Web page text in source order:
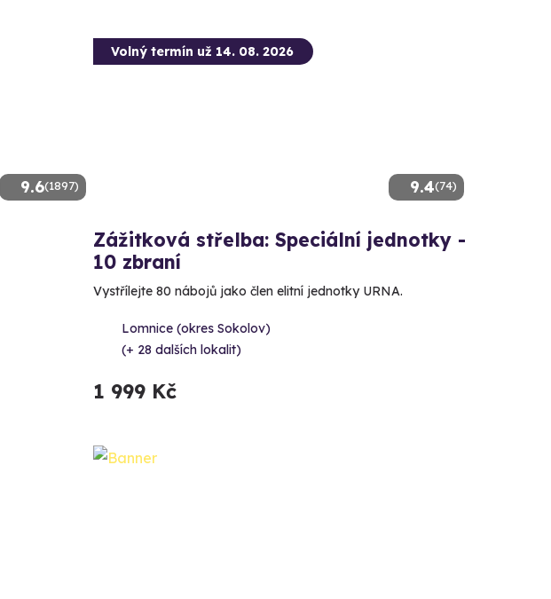
9.6(1897) 9.4(74)
Volný termín už 14. 08. 2026
Zážitková střelba: Speciální jednotky -
10 zbraní
Vystřílejte 80 nábojů jako člen elitní jednotky URNA.
Lomnice (okres Sokolov)
(+ 28 dalších lokalit)
1 999 Kč